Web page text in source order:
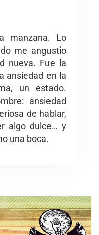
manzana. Lo
me angustio
nueva. Fue la
ansiedad en la
un estado.
ansiedad
de hablar,
algo dulce… y
una boca.